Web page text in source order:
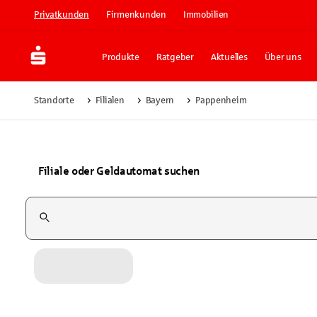
Privatkunden Firmenkunden Immobilien
Produkte Ratgeber Aktuelles Über uns
Standorte Filialen Bayern Pappenheim
Filiale oder Geldautomat suchen
Suchfeld